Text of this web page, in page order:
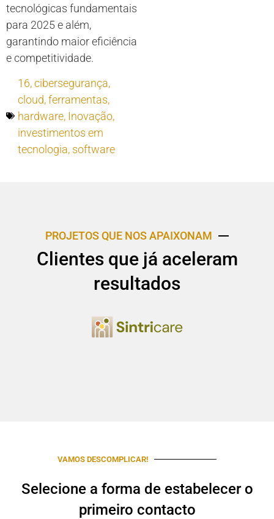
tecnológicas fundamentais
para 2025 e além,
garantindo maior eficiência
e competitividade.
16,cibersegurança,
cloud,ferramentas,
hardware, Inovação,
investimentos em
tecnologia, software
PROJETOS QUE NOS APAIXONAM
Clientes que já aceleram
resultados
VAMOS DESCOMPLICAR!
Selecione a forma de estabelecer o
primeiro contacto